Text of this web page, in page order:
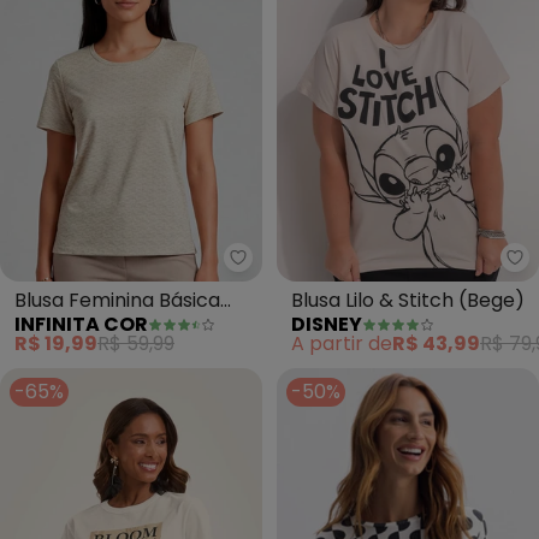
Infinita Cor - Blusa Feminina
Blusa Feminina Básica
Manga Curta (Bege)
INFINITA COR
R$ 19,99R$ 59,99
Blusa Lilo & Stitch (Bege)
DISNEY
A partir deR$ 43,99R$
-65%
-50%